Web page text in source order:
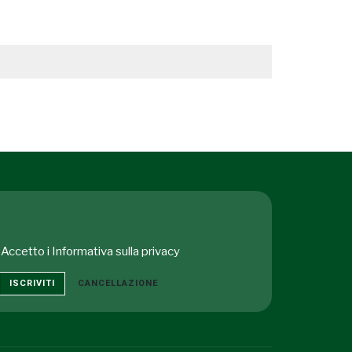
Accetto i Informativa sulla privacy
ISCRIVITI CANCELLAZIONE